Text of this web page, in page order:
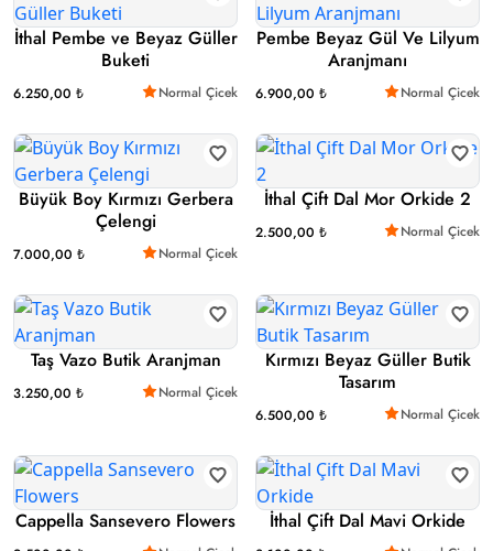
İthal Pembe ve Beyaz Güller
Buketi
6.250,00 ₺ Normal Çicek
Pembe Beyaz Gül Ve Lilyum
Aranjmanı
6.900,00 ₺ Normal Çicek
Büyük Boy Kırmızı Gerbera
Çelengi
7.000,00 ₺ Normal Çicek
İthal Çift Dal Mor Orkide 2
2.500,00 ₺ Normal Çicek
Taş Vazo Butik Aranjman
3.250,00 ₺ Normal Çicek
Kırmızı Beyaz Güller Butik
Tasarım
6.500,00 ₺ Normal Çicek
Cappella Sansevero Flowers İthal Çift Dal Mavi Orkide